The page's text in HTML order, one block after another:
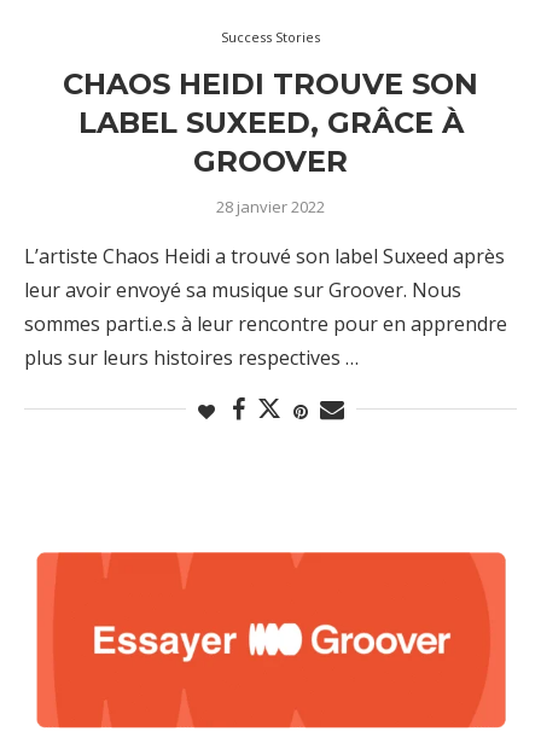
Success Stories
CHAOS HEIDI TROUVE SON
LABEL SUXEED, GRÂCE À
GROOVER
28 janvier 2022
L’artiste Chaos Heidi a trouvé son label Suxeed après
leur avoir envoyé sa musique sur Groover. Nous
sommes parti.e.s à leur rencontre pour en apprendre
plus sur leurs histoires respectives …